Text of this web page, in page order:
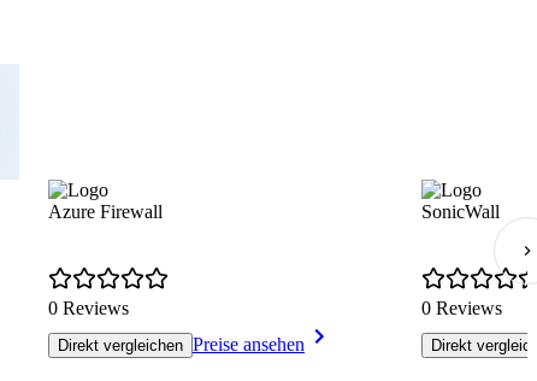
Azure Firewall
0 Reviews
Direkt vergleichen Preise ansehen
SonicWall
0 Reviews
Direkt